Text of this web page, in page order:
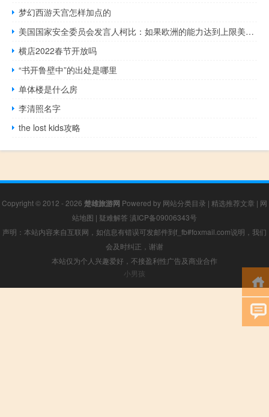
梦幻西游天宫怎样加点的
美国国家安全委员会发言人柯比：如果欧洲的能力达到上限美国对在本土培训乌克兰飞行员持开放态度
横店2022春节开放吗
“书开鲁壁中”的出处是哪里
单体楼是什么房
李清照名字
the lost kids攻略
Copyright © 2012 - 2026 楚雄旅游网 Powered by 网站分类目录 | 精选推荐文章 | 网
站地图 | 疑难解答 滇ICP备09006343号
声明：本站内容来自互联网，如信息有错误可发邮件到f_fb#foxmail.com说明，我们
会及时纠正，谢谢
本站仅为个人兴趣爱好，不接盈利性广告及商业合作
小男孩